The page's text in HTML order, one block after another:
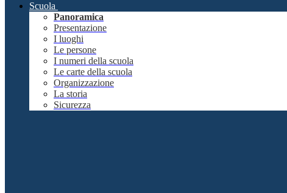
Scuola
Panoramica
Presentazione
I luoghi
Le persone
I numeri della scuola
Le carte della scuola
Organizzazione
La storia
Sicurezza